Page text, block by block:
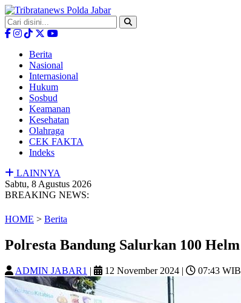
Berita
Nasional
Internasional
Hukum
Sosbud
Keamanan
Kesehatan
Olahraga
CEK FAKTA
Indeks
LAINNYA
Sabtu, 8 Agustus 2026
BREAKING NEWS:
HOME > Berita
Polresta Bandung Salurkan 100
ADMIN JABAR1 | 12 November 2024 | 07:43 WIB